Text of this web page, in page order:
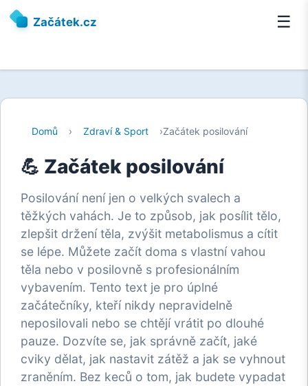
Začátek.cz ☰
Domů › Zdraví & Sport ›Začátek posilování
💪 Začátek posilování
Posilování není jen o velkých svalech a
těžkých vahách. Je to způsob, jak posílit tělo,
zlepšit držení těla, zvýšit metabolismus a cítit
se lépe. Můžete začít doma s vlastní vahou
těla nebo v posilovně s profesionálním
vybavením. Tento text je pro úplné
začátečníky, kteří nikdy nepravidelně
neposilovali nebo se chtějí vrátit po dlouhé
pauze. Dozvíte se, jak správně začít, jaké
cviky dělat, jak nastavit zátěž a jak se vyhnout
zraněním. Bez keců o tom, jak budete vypadat